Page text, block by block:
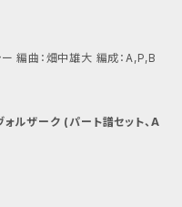
ー 編曲：畑中雄大 編成：A,P,B
ルザーク (パート譜セット、A